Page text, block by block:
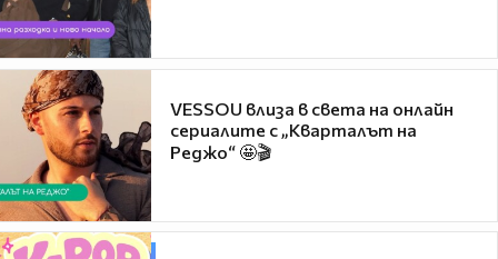
VESSOU влиза в света на онлайн
сериалите с „Кварталът на
Реджо“ 🤩🎬